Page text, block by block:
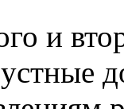
и